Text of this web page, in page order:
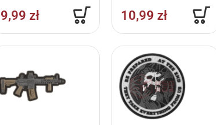
9,99zł 10,99 zł